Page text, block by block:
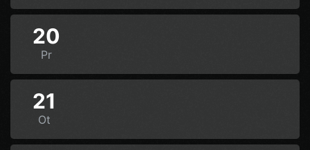
20
Pr
21
Ot